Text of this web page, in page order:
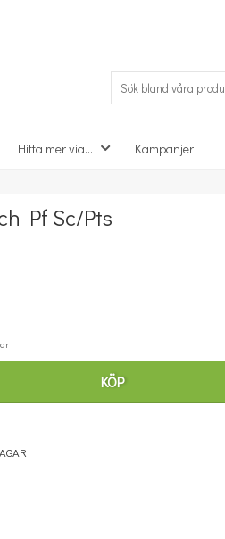
Hitta mer via... Kampanjer
Pf Sc/Pts
KÖP